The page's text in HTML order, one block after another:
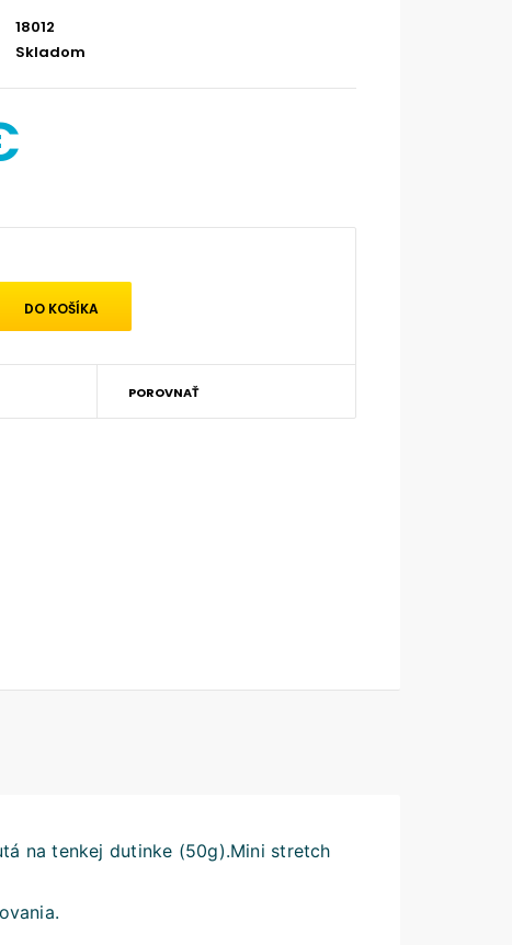
18012
Skladom
POROVNAŤ
na tenkej dutinke (50g).Mini stretch